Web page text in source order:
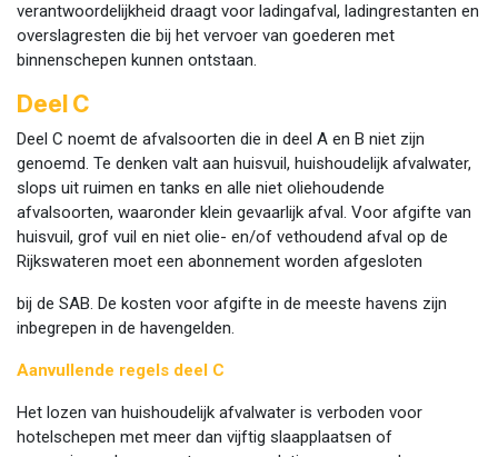
verantwoordelijkheid draagt voor ladingafval, ladingrestanten en
overslagresten die bij het vervoer van goederen met
binnenschepen kunnen ontstaan.
Deel C
Deel C noemt de afvalsoorten die in deel A en B niet zijn
genoemd. Te denken valt aan huisvuil, huishoudelijk afvalwater,
slops uit ruimen en tanks en alle niet oliehoudende
afvalsoorten, waaronder klein gevaarlijk afval. Voor afgifte van
huisvuil, grof vuil en niet olie- en/of vethoudend afval op de
Rijkswateren moet een abonnement worden afgesloten
bij de SAB. De kosten voor afgifte in de meeste havens zijn
inbegrepen in de havengelden.
Aanvullende regels deel C
Het lozen van huishoudelijk afvalwater is verboden voor
hotelschepen met meer dan vijftig slaapplaatsen of